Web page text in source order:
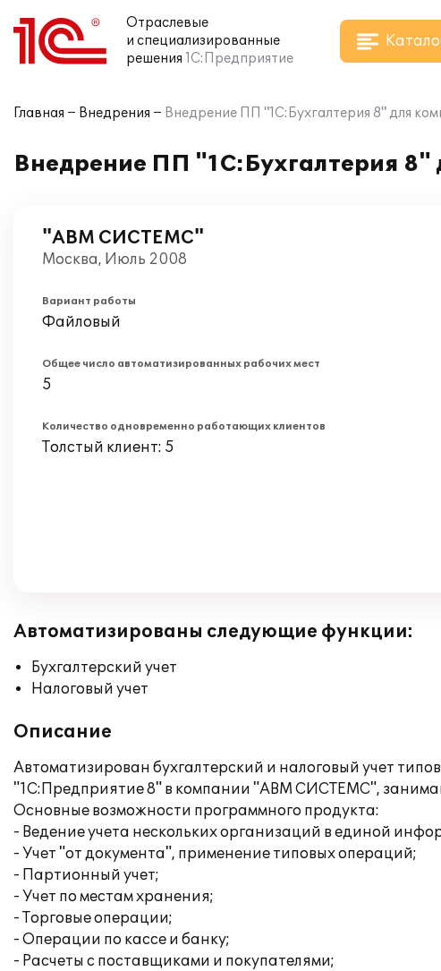
Отраслевые
и специализированные
решения 1С:Предприятие
Главная Внедрения Внедрение ПП "1С:Бухгалтерия 8" для
Внедрение ПП "1С:Бухгалтерия
"АВМ СИСТЕМС"
Москва, Июль 2008
Вариант работы
Файловый
Общее число автоматизированных рабочих мест
5
Количество одновременно работающих клиентов
Толстый клиент: 5
Автоматизированы следующие функции:
Бухгалтерский учет
Налоговый учет
Описание
Автоматизирован бухгалтерский и налоговый учет
"1С:Предприятие 8" в компании "АВМ СИСТЕМС",
Основные возможности программного продукта:
- Ведение учета нескольких организаций в единой
- Учет "от документа", применение типовых операций;
- Партионный учет;
- Учет по местам хранения;
- Торговые операции;
- Операции по кассе и банку;
- Расчеты с поставщиками и покупателями;